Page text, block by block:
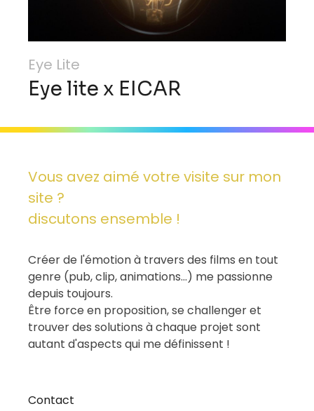
Eye Lite
Eye lite x EICAR
Vous avez aimé votre visite sur mon
site ?
discutons ensemble !
Créer de l'émotion à travers des films en tout
genre (pub, clip, animations...) me passionne
depuis toujours.
Être force en proposition, se challenger et
trouver des solutions à chaque projet sont
autant d'aspects qui me définissent !
Contact